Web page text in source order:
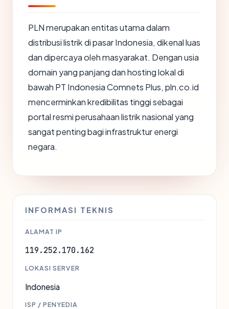
PLN merupakan entitas utama dalam
distribusi listrik di pasar Indonesia, dikenal luas
dan dipercaya oleh masyarakat. Dengan usia
domain yang panjang dan hosting lokal di
bawah PT Indonesia Comnets Plus, pln.co.id
mencerminkan kredibilitas tinggi sebagai
portal resmi perusahaan listrik nasional yang
sangat penting bagi infrastruktur energi
negara.
INFORMASI TEKNIS
ALAMAT IP
119.252.170.162
LOKASI SERVER
Indonesia
ISP / PENYEDIA